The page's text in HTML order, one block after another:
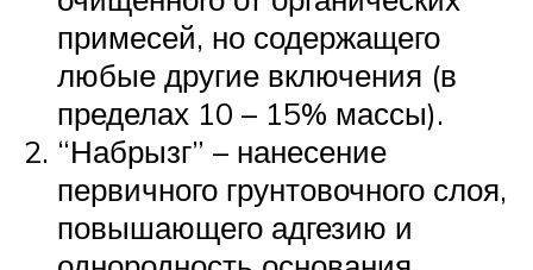
примесей, но содержащего
любые другие включения (в
пределах 10 – 15% массы).
“Набрызг” – нанесение
первичного грунтовочного слоя,
повышающего адгезию и